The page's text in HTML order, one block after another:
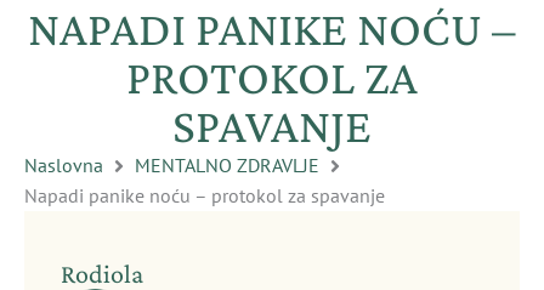
NAPADI PANIKE NOĆU –
PROTOKOL ZA
SPAVANJE
Naslovna
MENTALNO ZDRAVLJE
Napadi panike noću – protokol za spavanje
Rodiola